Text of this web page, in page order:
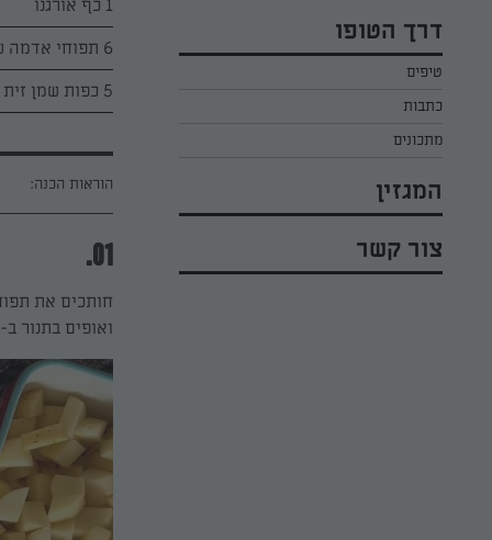
סלטים לפסח
עוגיות לפסח
קארין בנולול
מירי כהן
רובי מיכאל
דרך הטופו
טיפים
כתבות
מתכונים
המגזין
צור קשר
1 כף אורגנו
6 תפוחי אדמה שטופים
5 כפות שמן זית
הוראות הכנה:
01.
חותכים את
ואופים בתנור ב-200 מעלות במשך שעה או עד הזהבה.